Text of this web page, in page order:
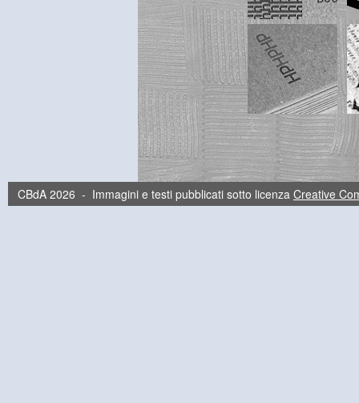
CBdA 2026 - Immagini e testi pubblicati sotto licenza Creative